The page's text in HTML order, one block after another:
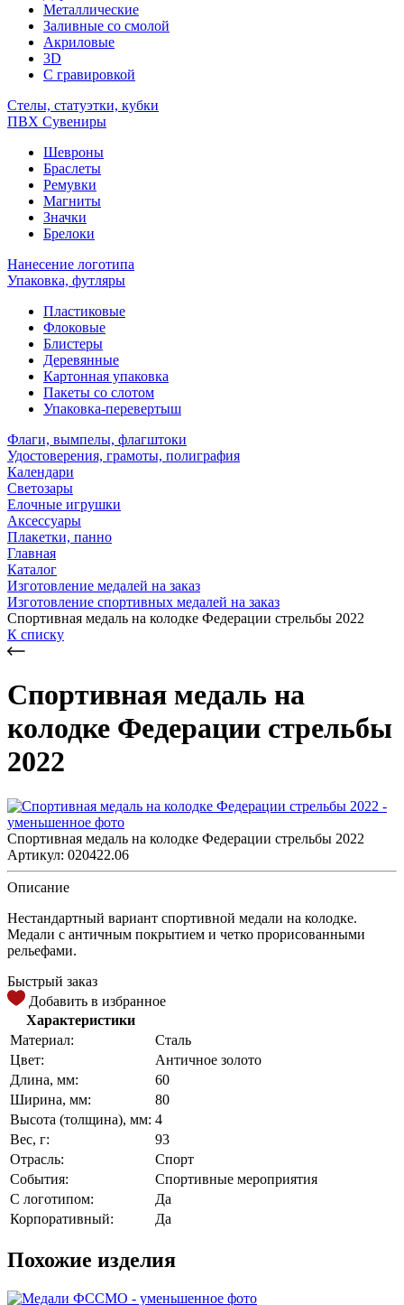
Металлические
Заливные со смолой
Акриловые
3D
C гравировкой
Стелы, статуэтки, кубки
ПВХ Сувениры
Шевроны
Браслеты
Ремувки
Магниты
Значки
Брелоки
Нанесение логотипа
Упаковка, футляры
Пластиковые
Флоковые
Блистеры
Деревянные
Картонная упаковка
Пакеты со слотом
Упаковка-перевертыш
Флаги, вымпелы, флагштоки
Удостоверения, грамоты, полиграфия
Календари
Светозары
Елочные игрушки
Аксессуары
Плакетки, панно
Главная
Каталог
Изготовление медалей на заказ
Изготовление спортивных медалей на заказ
Спортивная медаль на колодке Федерации стрельбы 2022
К списку
Спортивная медаль на
колодке Федерации стрельбы
2022
Спортивная медаль на колодке Федерации стрельбы 2022
Артикул: 020422.06
Описание
Нестандартный вариант спортивной медали на колодке.
Медали с античным покрытием и четко прорисованными
рельефами.
Быстрый заказ
Добавить в избранное
Характеристики
Материал:
Сталь
Цвет:
Античное золото
Длина, мм:
60
Ширина, мм:
80
Высота (толщина), мм: 4
Вес, г:
93
Отрасль:
Спорт
События:
Спортивные мероприятия
С логотипом:
Да
Корпоративный:
Да
Похожие изделия